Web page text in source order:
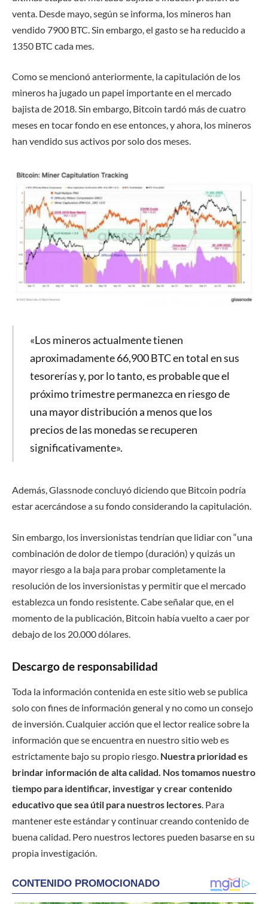
venta. Desde mayo, según se informa, los mineros han
vendido 7900 BTC. Sin embargo, el gasto se ha reducido a
1350 BTC cada mes.
Como se mencionó anteriormente, la capitulación de los
mineros ha jugado un papel importante en el mercado
bajista de 2018. Sin embargo, Bitcoin tardó más de cuatro
meses en tocar fondo en ese entonces, y ahora, los mineros
han vendido sus activos por solo dos meses.
«Los mineros actualmente tienen
aproximadamente 66,900 BTC en total en sus
tesorerías y, por lo tanto, es probable que el
próximo trimestre permanezca en riesgo de
una mayor distribución a menos que los
precios de las monedas se recuperen
significativamente».
Además, Glassnode concluyó diciendo que Bitcoin podría
estar acercándose a su fondo considerando la capitulación.
Sin embargo, los inversionistas tendrían que lidiar con “una
combinación de dolor de tiempo (duración) y quizás un
mayor riesgo a la baja para probar completamente la
resolución de los inversionistas y permitir que el mercado
establezca un fondo resistente. Cabe señalar que, en el
momento de la publicación, Bitcoin había vuelto a caer por
debajo de los 20.000 dólares.
Descargo de responsabilidad
Toda la información contenida en este sitio web se publica
solo con fines de información general y no como un consejo
de inversión. Cualquier acción que el lector realice sobre la
información que se encuentra en nuestro sitio web es
estrictamente bajo su propio riesgo. Nuestra prioridad es
brindar información de alta calidad. Nos tomamos nuestro
tiempo para identificar, investigar y crear contenido
educativo que sea útil para nuestros lectores. Para
mantener este estándar y continuar creando contenido de
buena calidad. Pero nuestros lectores pueden basarse en su
propia investigación.